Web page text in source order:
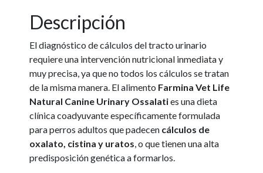
Descripción
El diagnóstico de cálculos del tracto urinario
requiere una intervención nutricional inmediata y
muy precisa, ya que no todos los cálculos se tratan
de la misma manera. El alimento Farmina Vet Life
Natural Canine Urinary Ossalaties una dieta
clínica coadyuvante específicamente formulada
para perros adultos que padecen cálculos de
oxalato, cistina y uratos, o que tienen una alta
predisposición genética a formarlos.